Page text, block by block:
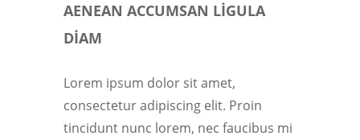
AENEAN ACCUMSAN LIGULA
DIAM
Lorem ipsum dolor sit amet,
consectetur adipiscing elit. Proin
tincidunt nunc lorem, nec faucibus mi